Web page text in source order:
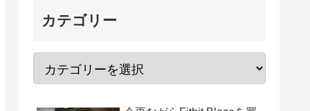
カテゴリー